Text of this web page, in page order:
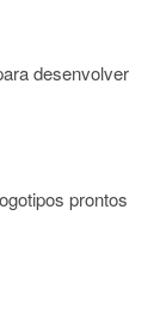
desenvolver
prontos